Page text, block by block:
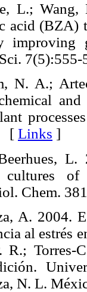
L.; Wang,
acid (BZA)
improving
Sci.
N. A.;
[ Links ]
L.
cultures
A. 2004.
al estrés
R.;
N. L.